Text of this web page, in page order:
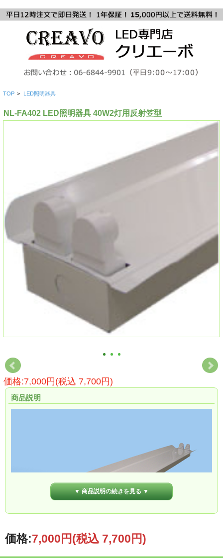
TOP > LED照明器具
NL-FA402 LED照明器具 40W2灯用反射笠型
価格:7,000円(税込 7,700円)
商品説明
▼ 商品説明の続きを見る ▼
価格:7,000円(税込 7,700円)